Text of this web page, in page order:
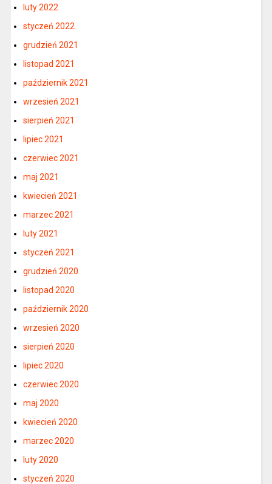
luty 2022
styczeń 2022
grudzień 2021
listopad 2021
październik 2021
wrzesień 2021
sierpień 2021
lipiec 2021
czerwiec 2021
maj 2021
kwiecień 2021
marzec 2021
luty 2021
styczeń 2021
grudzień 2020
listopad 2020
październik 2020
wrzesień 2020
sierpień 2020
lipiec 2020
czerwiec 2020
maj 2020
kwiecień 2020
marzec 2020
luty 2020
styczeń 2020